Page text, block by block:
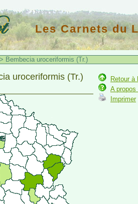
Les Carnets du
> Bembecia uroceriformis (Tr.)
uroceriformis (Tr.)
Retour à
A
Imprimer